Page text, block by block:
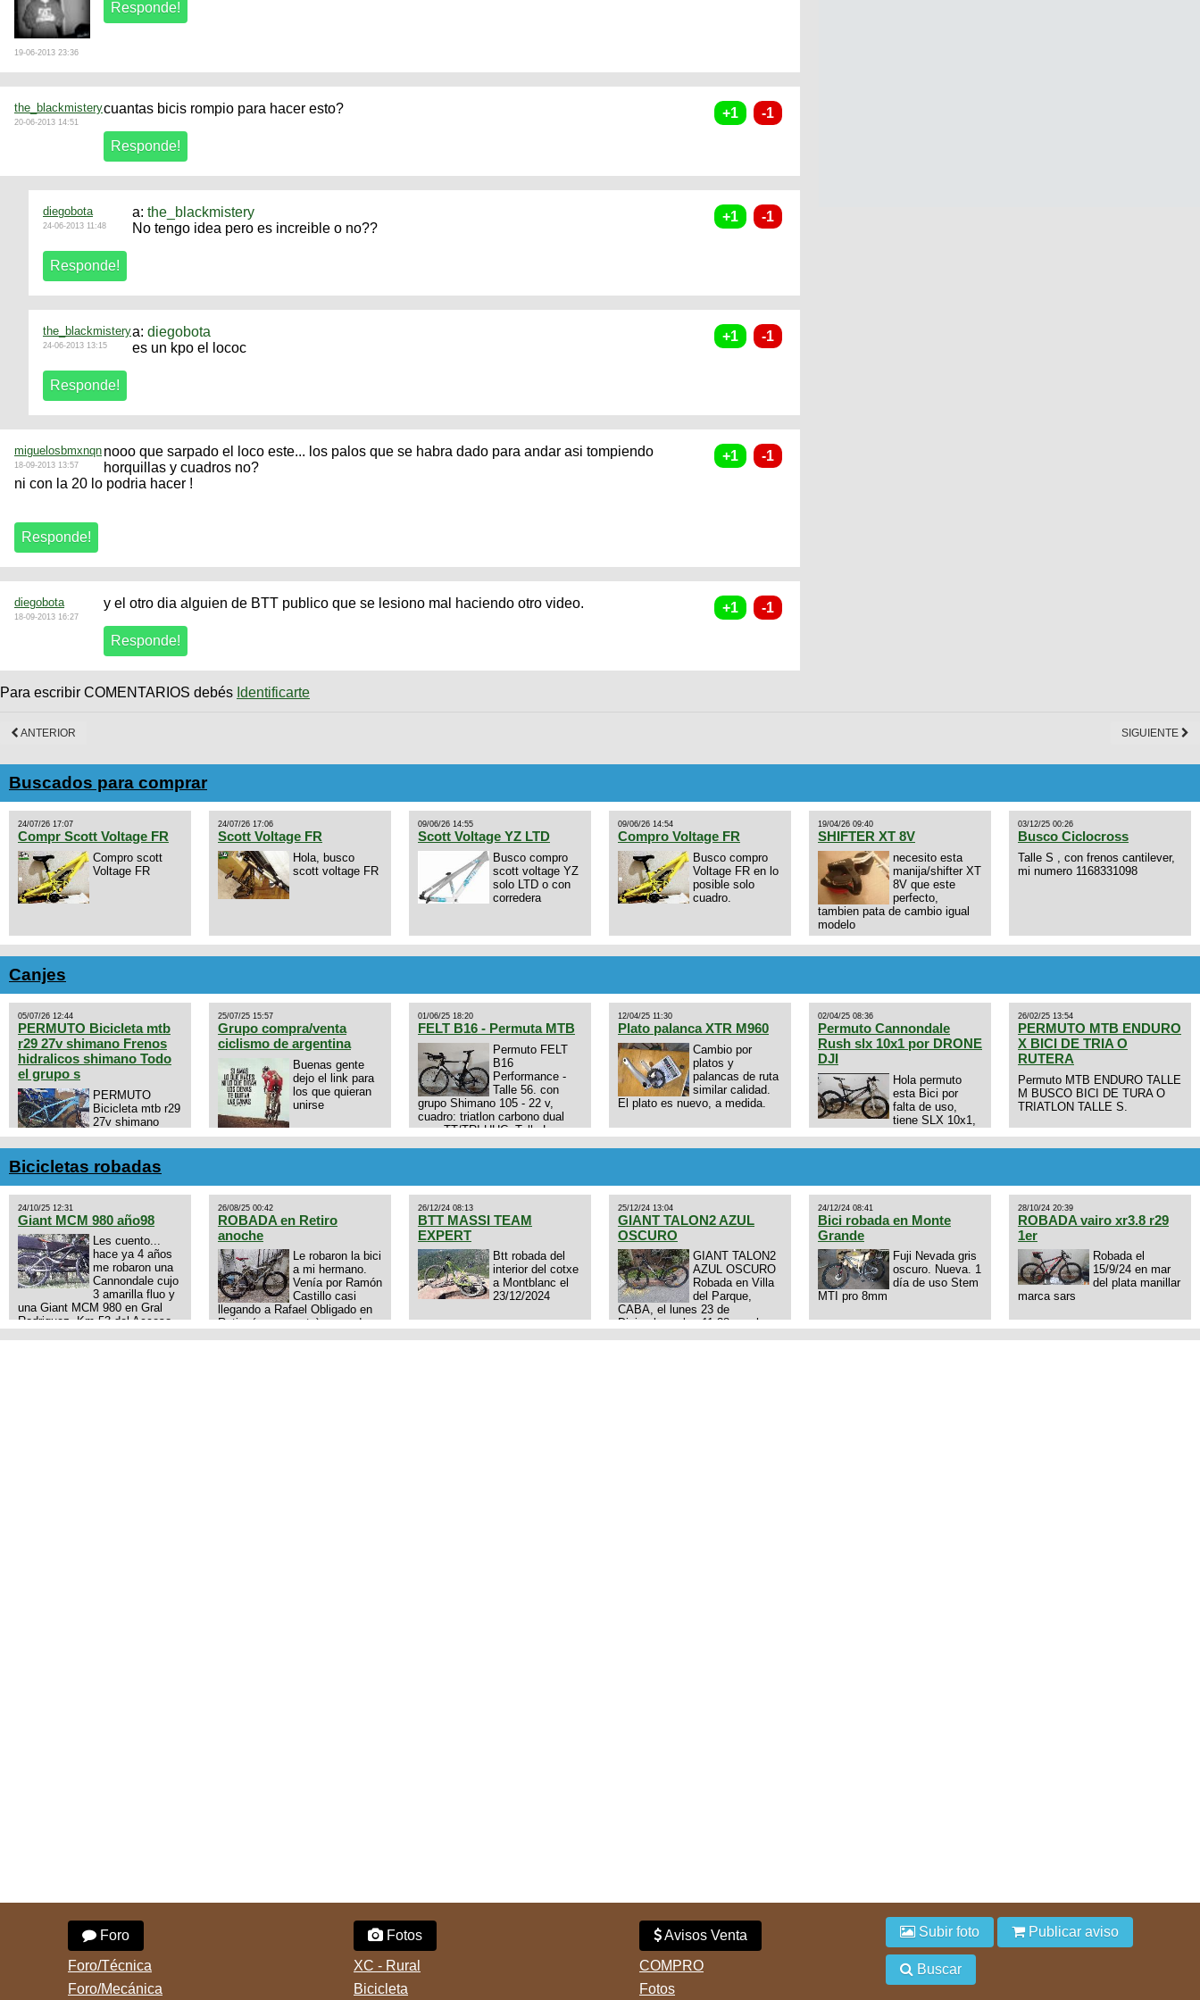
19-06-2013 23:36
the_blackmistery
20-06-2013 14:51
cuantas bicis rompio para hacer esto?
diegobota
24-06-2013 11:48
a: the_blackmistery
No tengo idea pero es increible o no??
the_blackmistery
24-06-2013 13:15
a: diegobota
es un kpo el lococ
miguelosbmxnqn
18-09-2013 13:57
nooo que sarpado el loco este... los palos que se habra dado para andar asi tompiendo
horquillas y cuadros no?
ni con la 20 lo podria hacer !
diegobota
18-09-2013 16:27
y el otro dia alguien de BTT publico que se lesiono mal haciendo otro video.
Para escribir COMENTARIOS debés Identificarte
ANTERIOR SIGUIENTE
Buscados para comprar
24/07/26 17:07
Compr Scott Voltage FR
Compro scott
Voltage FR
24/07/26 17:06
Scott Voltage FR
Hola, busco
scott voltage FR
09/06/26 14:55
Scott Voltage YZ LTD
Busco compro
scott voltage YZ
solo LTD o con
corredera
09/06/26 14:54
Compro Voltage FR
Busco compro
Voltage FR en lo
posible solo
cuadro.
19/04/26 09:40
SHIFTER XT 8V
necesito esta
manija/shifter XT
8V que este
perfecto,
tambien pata de cambio igual
modelo
03/12/25 00:26
Busco Ciclocross
Talle S , con frenos cantilever,
mi numero 1168331098
Canjes
05/07/26 12:44
PERMUTO Bicicleta mtb
r29 27v shimano Frenos
hidralicos shimano Todo
el grupo s
PERMUTO
Bicicleta mtb r29
27v shimano
Frenos hidralicos
shimano Todo el grupo shimano
Talle s/m Permuto x pistera o
ruta talle s o m.
25/07/25 15:57
Grupo compra/venta
ciclismo de argentina
Buenas gente
dejo el link para
los que quieran
unirse
https://chat.whatsapp.com/E4N9zhVk9wHFFzK7T345Kn?
mode=ac_t
01/06/25 18:20
FELT B16 - Permuta MTB
Permuto FELT
B16
Performance -
Talle 56. con
grupo Shimano 105 - 22 v,
cuadro: triatlon carbono dual
aero TT/TRI UHC. Talle L.
12/04/25 11:30
Plato palanca XTR M960
Cambio por
platos y
palancas de ruta
similar calidad.
El plato es nuevo, a medida.
02/04/25 08:36
Permuto Cannondale
Rush slx 10x1 por DRONE
DJI
Hola permuto
esta Bici por
falta de uso,
tiene SLX 10x1,
Axon tope de gama con
drone de la marca Dji, les dejo
3434568861 saludos
26/02/25 13:54
PERMUTO MTB ENDURO
X BICI DE TRIA O
RUTERA
Permuto MTB ENDURO TALLE
M BUSCO BICI DE TURA O
TRIATLON TALLE S.
Bicicletas robadas
24/10/25 12:31
Giant MCM 980 año98
Les cuento...
hace ya 4 años
me robaron una
Cannondale cujo
3 amarilla fluo y
una Giant MCM 980 en Gral
Rodriguez. Km 53 del Acceso
26/08/25 00:42
ROBADA en Retiro
anoche
Le robaron la bici
a mi hermano.
Venía por Ramón
Castillo casi
llegando a Rafael Obligado en
Retiro (zona puerto) a eso de
26/12/24 08:13
BTT MASSI TEAM
EXPERT
Btt robada del
interior del cotxe
a Montblanc el
23/12/2024
25/12/24 13:04
GIANT TALON2 AZUL
OSCURO
GIANT TALON2
AZUL OSCURO
Robada en Villa
del Parque,
CABA, el lunes 23 de
Diciembre a las 11:38 am, hay
24/12/24 08:41
Bici robada en Monte
Grande
Fuji Nevada gris
oscuro. Nueva. 1
día de uso Stem
MTI pro 8mm
28/10/24 20:39
ROBADA vairo xr3.8 r29
1er
Robada el
15/9/24 en mar
del plata manillar
marca sars
Foro
Foro/Técnica
Foro/Mecánica
Fotos
XC - Rural
Bicicleta
Avisos Venta
COMPRO
Fotos
Subir foto Publicar aviso
Buscar